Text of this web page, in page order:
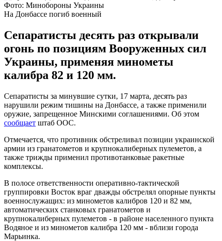
Фото: Минобороны Украины
На Донбассе погиб военный
Сепаратисты десять раз открывали
огонь по позициям Вооруженных сил
Украины, применяя минометы
калибра 82 и 120 мм.
Сепаратисты за минувшие сутки, 17 марта, десять раз
нарушили режим тишины на Донбассе, а также применили
оружие, запрещенное Минскими соглашениями. Об этом
сообщает штаб ООС.
Отмечается, что противник обстреливал позиции украинской
армии из гранатометов и крупнокалиберных пулеметов, а
также трижды применил противотанковые ракетные
комплексы.
В полосе ответственности оперативно-тактической
группировки Восток враг дважды обстрелял опорные пункты
военнослужащих: из минометов калибров 120 и 82 мм,
автоматических станковых гранатометов и
крупнокалиберных пулеметов - в районе населенного пункта
Водяное и из минометов калибра 120 мм - вблизи города
Марьинка.